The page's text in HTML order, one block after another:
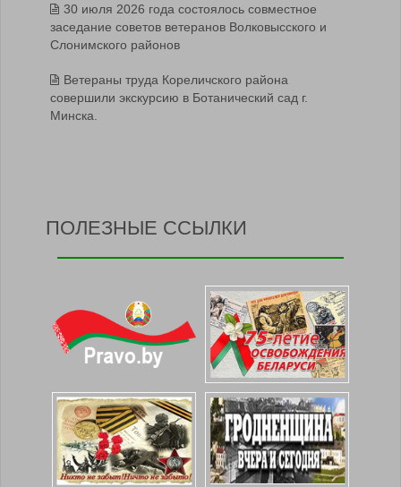
30 июля 2026 года состоялось совместное
заседание советов ветеранов Волковысского и
Слонимского районов
Ветераны труда Кореличского района
совершили экскурсию в Ботанический сад г.
Минска.
ПОЛЕЗНЫЕ ССЫЛКИ